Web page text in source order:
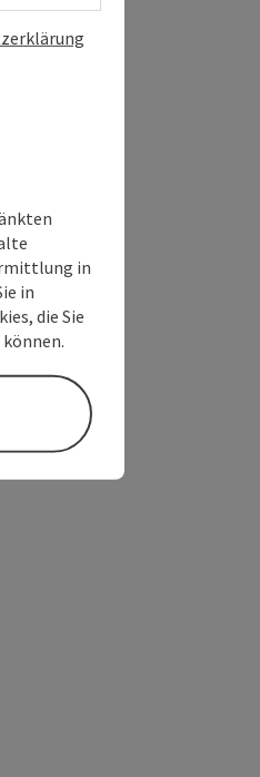
in
in
die Sie